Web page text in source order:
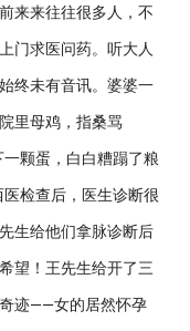
来来往往很多人，不
门求医问药。听大人
终未有音讯。婆婆一
里母鸡，指桑骂
颗蛋，白白糟蹋了粮
检查后，医生诊断很
生给他们拿脉诊断后
望！王先生给开了三
迹——女的居然怀孕